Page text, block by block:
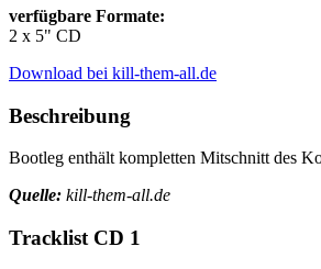
verfügbare Formate:
2 x 5" CD
Download bei kill-them-all.de
Beschreibung
Bootleg enthält kompletten Mitschnitt des
Quelle: kill-them-all.de
Tracklist CD 1